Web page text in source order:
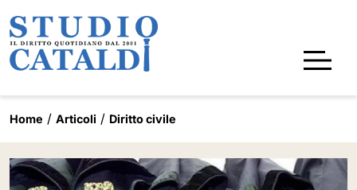
Home Articoli Diritto civile